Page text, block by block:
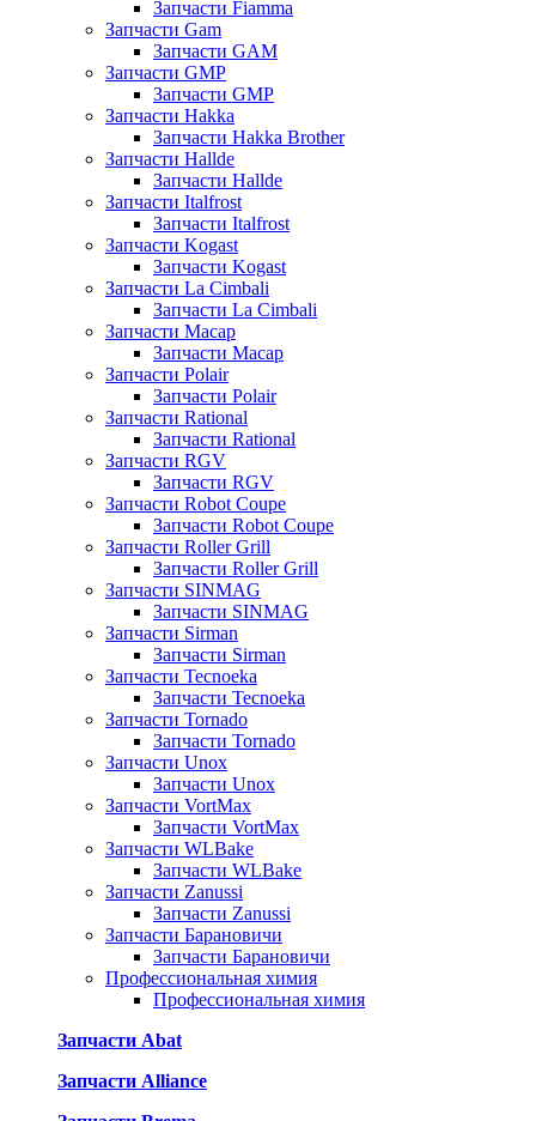
Запчасти Fiamma
Запчасти Gam
Запчасти GAM
Запчасти GMP
Запчасти GMP
Запчасти Hakka
Запчасти Hakka Brother
Запчасти Hallde
Запчасти Hallde
Запчасти Italfrost
Запчасти Italfrost
Запчасти Kogast
Запчасти Kogast
Запчасти La Cimbali
Запчасти La Cimbali
Запчасти Macap
Запчасти Macap
Запчасти Polair
Запчасти Polair
Запчасти Rational
Запчасти Rational
Запчасти RGV
Запчасти RGV
Запчасти Robot Coupe
Запчасти Robot Coupe
Запчасти Roller Grill
Запчасти Roller Grill
Запчасти SINMAG
Запчасти SINMAG
Запчасти Sirman
Запчасти Sirman
Запчасти Tecnoeka
Запчасти Tecnoeka
Запчасти Tornado
Запчасти Tornado
Запчасти Unox
Запчасти Unox
Запчасти VortMax
Запчасти VortMax
Запчасти WLBake
Запчасти WLBake
Запчасти Zanussi
Запчасти Zanussi
Запчасти Барановичи
Запчасти Барановичи
Профессиональная химия
Профессиональная химия
Запчасти Abat
Запчасти Alliance